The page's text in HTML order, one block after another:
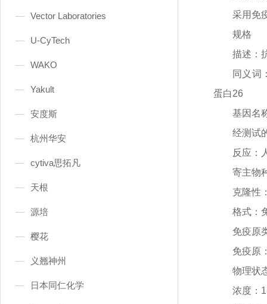
Vector Laboratories
U-CyTech
WAKO
Yakult
安度斯
杭州华安
cytiva思拓凡
天根
源培
樱花
义翘神州
日本同仁化学
采用免
规格
描述：
同义词
蛋白26
基因名
经测试
反应：
寄主物
克隆性
格式：
免疫原
免疫原
物理状
浓度：